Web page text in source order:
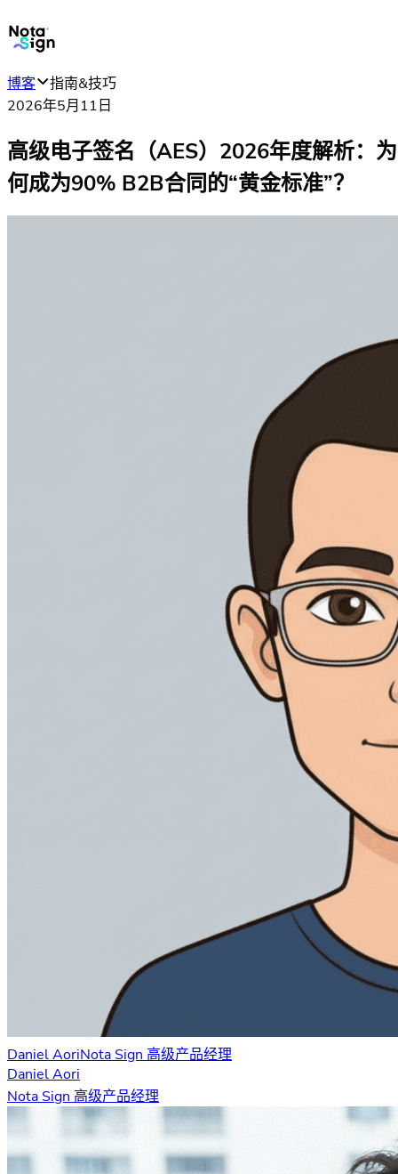
博客
指南&技巧
2026年5月11日
高级电子签名（AES）2026年度解析：为
何成为90% B2B合同的“黄金标准”？
Daniel AoriNota Sign 高级产品经理
Daniel Aori
Nota Sign 高级产品经理